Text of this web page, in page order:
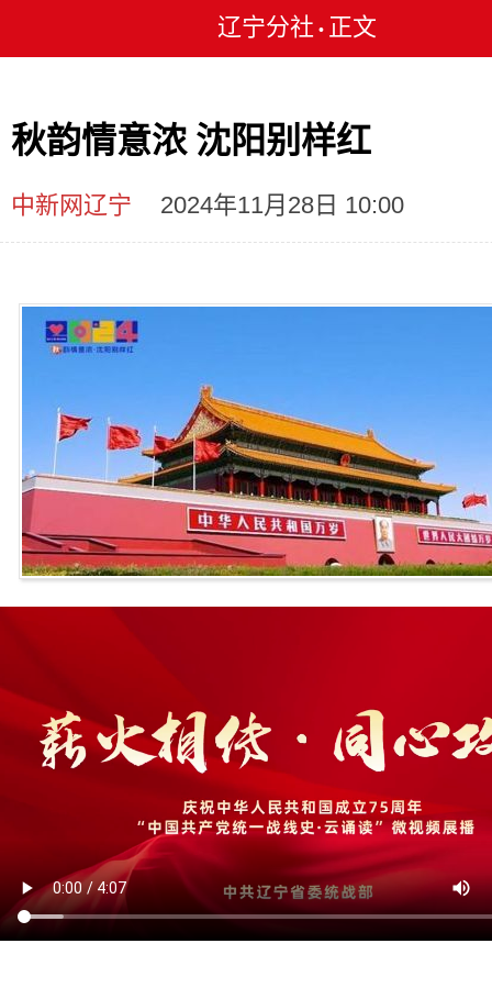
辽宁分社 • 正文
秋韵情意浓 沈阳别样红
中新网辽宁 2024年11月28日 10:00